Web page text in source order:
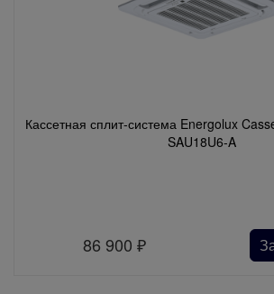
Кассетная сплит-система Energolux
SAU18U6-A
86 900₽